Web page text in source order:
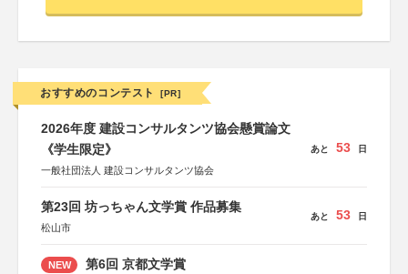
おすすめのコンテスト [PR]
2026年度 建設コンサルタンツ協会懸賞論文
《学生限定》
一般社団法人 建設コンサルタンツ協会
あと 53 日
第23回 坊っちゃん文学賞 作品募集
松山市
あと 53 日
NEW
第6回 京都文学賞